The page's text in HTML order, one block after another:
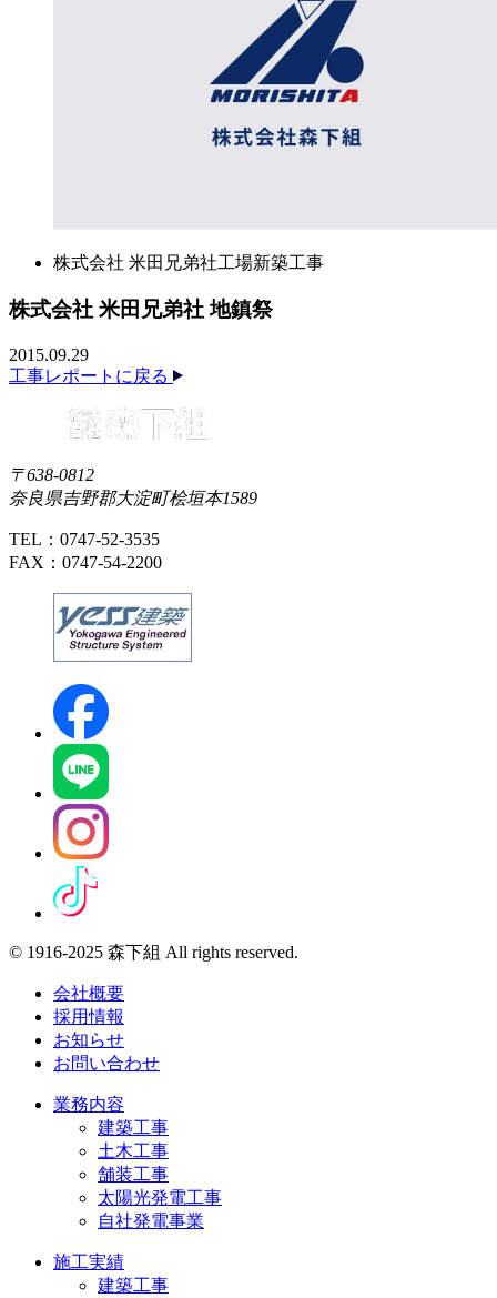
株式会社 米田兄弟社工場新築工事
株式会社 米田兄弟社 地鎮祭
2015.09.29
工事レポートに戻る
〒638-0812
奈良県吉野郡大淀町桧垣本1589
TEL：0747-52-3535
FAX：0747-54-2200
© 1916-2025 森下組 All rights reserved.
会社概要
採用情報
お知らせ
お問い合わせ
業務内容
建築工事
土木工事
舗装工事
太陽光発電工事
自社発電事業
施工実績
建築工事